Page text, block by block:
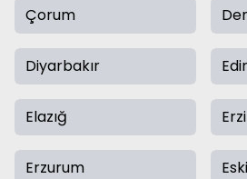
Çorum
Diyarbakır
Elazığ
Erzurum